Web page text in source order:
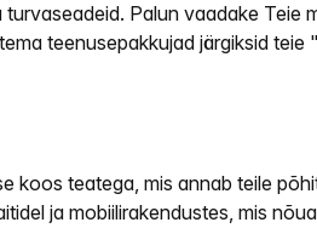
Palun vaadake Teie
teenusepakkujad järgiksid
koos teatega, mis annab teile
ja mobiilirakendustes, mis